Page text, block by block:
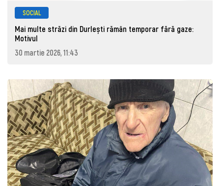
SOCIAL
Mai multe străzi din Durlești rămân temporar fără gaze:
Motivul
30 martie 2026, 11:43